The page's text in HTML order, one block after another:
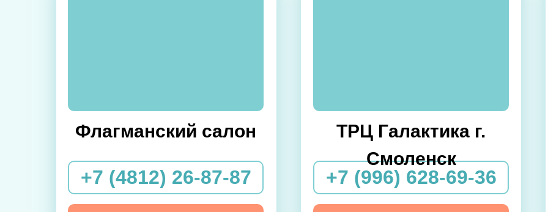
Флагманский салон
+7 (4812) 26-87-87 +7 (996) 628-69-36
ТРЦ Галактика г.
Смоленск